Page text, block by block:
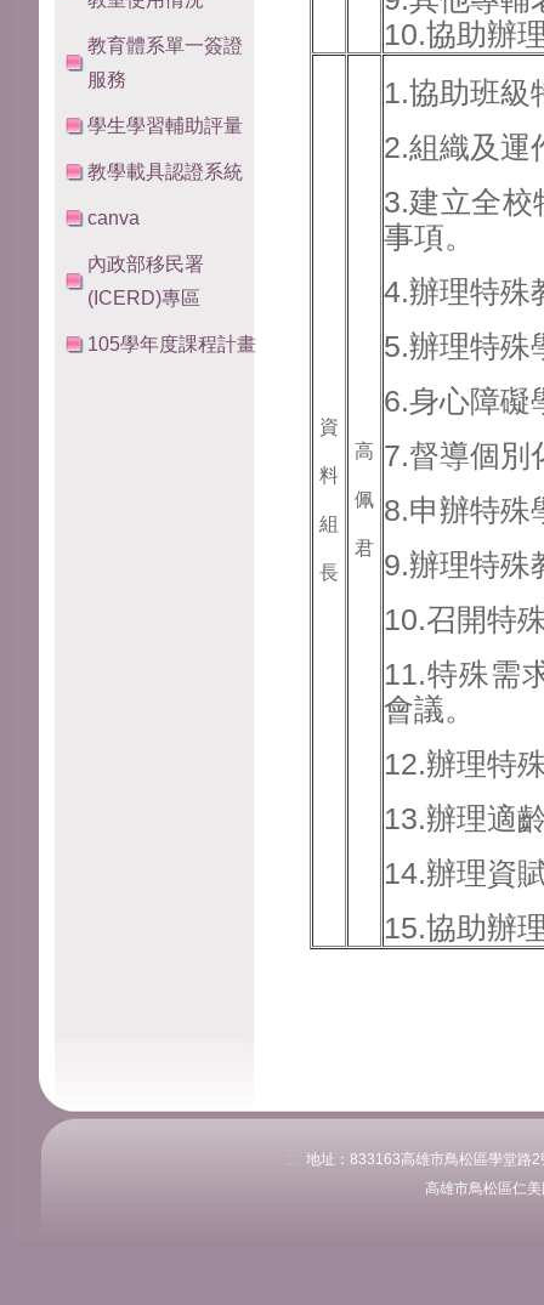
教育體系單一簽證
服務
學生學習輔助評量
教學載具認證系統
canva
內政部移民署
(ICERD)專區
105學年度課程計畫
10.協助辦
資
料
組
長
高
佩
君
1.協助班級
2.組織及運
3.建立全校
事項。
4.辦理特殊
5.辦理特殊
6.身心障礙
7.督導個別
8.申辦特殊
9.辦理特殊
10.召開特
11.特殊需
會議。
12.辦理特
13.辦理適
14.辦理資
15.協助辦
:::
地址：833163高雄市鳥松區學堂
高雄市鳥松區仁